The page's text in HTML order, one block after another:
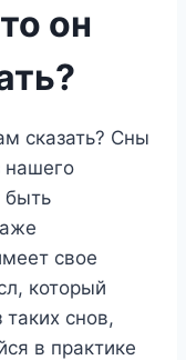
он
сказать? Сны
нашего
быть
свое
который
снов,
в практике